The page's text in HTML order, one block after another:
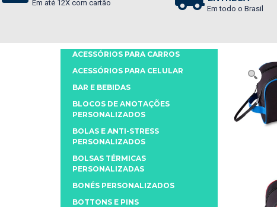
Em até 12X com cartão
Em todo o Brasil
ACESSÓRIOS PARA CARROS
ACESSÓRIOS PARA CELULAR
BAR E BEBIDAS
BLOCOS DE ANOTAÇÕES
PERSONALIZADOS
BOLAS E ANTI-STRESS
PERSONALIZADOS
BOLSAS TÉRMICAS
PERSONALIZADAS
BONÉS PERSONALIZADOS
BOTTONS E PINS